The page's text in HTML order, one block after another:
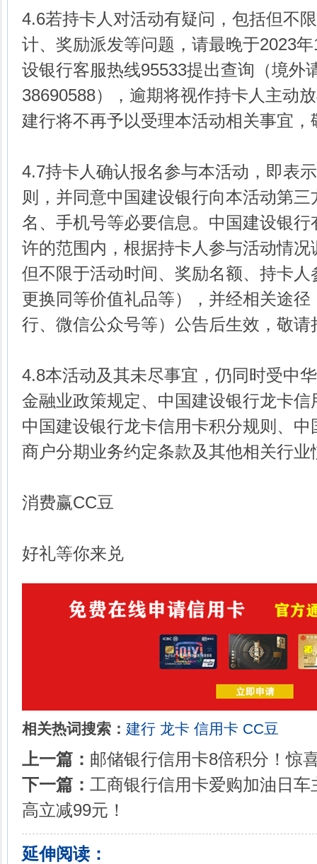
4.6若持卡人对活动有疑问，包括但不
计、奖励派发等问题，请最晚于2023
设银行客服热线95533提出查询（境外
38690588），逾期将视作持卡人主动
建行将不再予以受理本活动相关事宜，
4.7持卡人确认报名参与本活动，即表
则，并同意中国建设银行向本活动第
名、手机号等必要信息。中国建设银
许的范围内，根据持卡人参与活动情
但不限于活动时间、奖励名额、持卡
更换同等价值礼品等），并经相关途
行、微信公众号等）公告后生效，敬请
4.8本活动及其未尽事宜，仍同时受中
金融业政策规定、中国建设银行龙卡
中国建设银行龙卡信用卡积分规则、
商户分期业务约定条款及其他相关行
消费赢CC豆
好礼等你来兑
相关热词搜索： 建行 龙卡 信用卡 CC豆
上一篇： 邮储银行信用卡8倍积分！惊
下一篇： 工商银行信用卡爱购加油日
高立减99元！
延伸阅读：